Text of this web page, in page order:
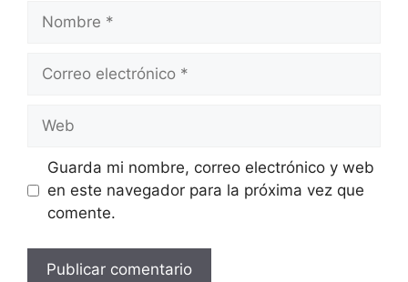
Nombre
Correo
Web
Guarda mi nombre, correo electrónico y web
en este navegador para la próxima vez que
comente.